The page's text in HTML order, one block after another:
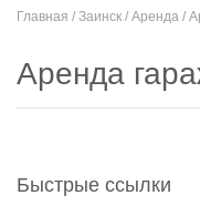
Главная / Заинск / Аренда /
Аренда
Быстрые ссылки